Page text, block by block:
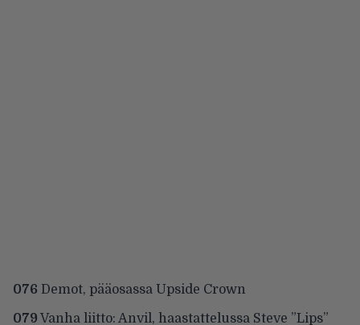
076 Demot, pääosassa Upside Crown
079 Vanha liitto: Anvil, haastattelussa Steve ”Lips”